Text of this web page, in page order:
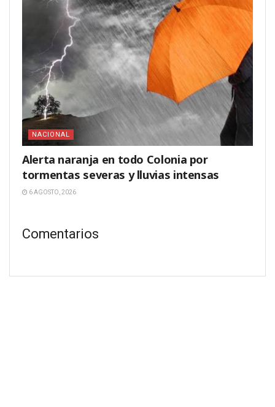
NACIONAL
Alerta naranja en todo Colonia por
tormentas severas y lluvias intensas
6 AGOSTO, 2026
Comentarios